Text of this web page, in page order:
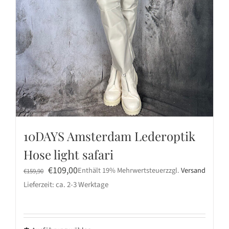
10DAYS Amsterdam Lederoptik
Hose light safari
€159,90 Ursprünglicher
Preis
€159,90
€109,00Aktueller
Preis
€109,00.
Enthält 19% Mehrwertsteuerzzgl.Versand
Lieferzeit: ca. 2-3 Werktage